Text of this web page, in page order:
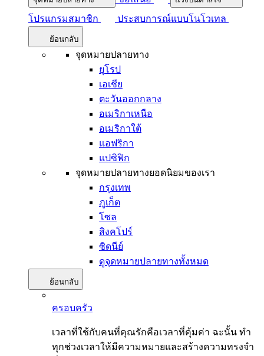
โปรแกรมสมาชิก ประสบการณ์แบบโนโวเทล
ย้อนกลับ
จุดหมายปลายทาง
ยุโรป
เอเชีย
ตะวันออกกลาง
อเมริกาเหนือ
อเมริกาใต้
แอฟริกา
แปซิฟิก
จุดหมายปลายทางยอดนิยมของเรา
กรุงเทพ
ภูเก็ต
โซล
สิงคโปร์
ซิดนีย์
ดูจุดหมายปลายทางทั้งหมด
ย้อนกลับ
ครอบครัว
เวลาที่ใช้กับคนที่คุณรักคือเวลาที่คุ้มค่า ฉะนั้น ทำ
ทุกช่วงเวลาให้มีความหมายและสร้างความทรงจำ